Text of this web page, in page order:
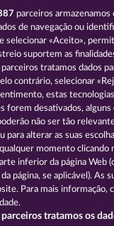
HALLOW
Termos e
de Privacidade
parceiros armazenamos
de navegação ou
selecionar «Aceito»,
suportem as
tratamos dados
contrário, selecionar
estas
forem desativados, alguns
não ser tão
para alterar as suas
momento clicando
inferior da página Web
página, se aplicável). As
Para mais informação,
parceiros tratamos os